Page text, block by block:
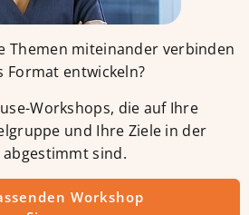
Themen miteinander verbinden
Format entwickeln?
Workshops, die auf Ihre
und Ihre Ziele in der
sind.
Workshop